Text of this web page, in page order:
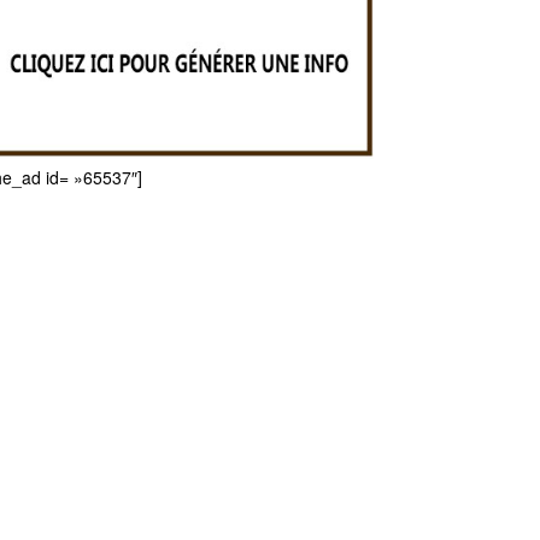
id= »65537″]